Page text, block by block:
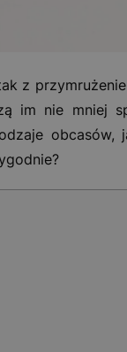
z
im nie mniej
obcasów,